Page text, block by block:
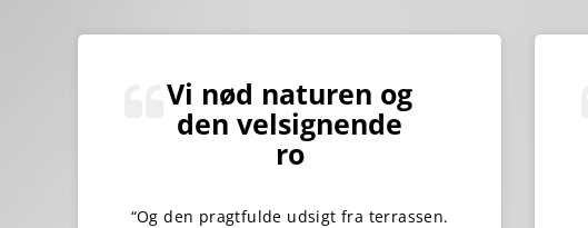
Vi nød naturen og
den velsignende
ro
“Og den pragtfulde udsigt fra terrassen.